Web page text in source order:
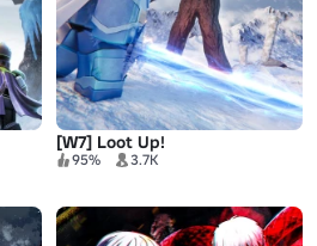
[W7] Loot Up!
95% 3.7K